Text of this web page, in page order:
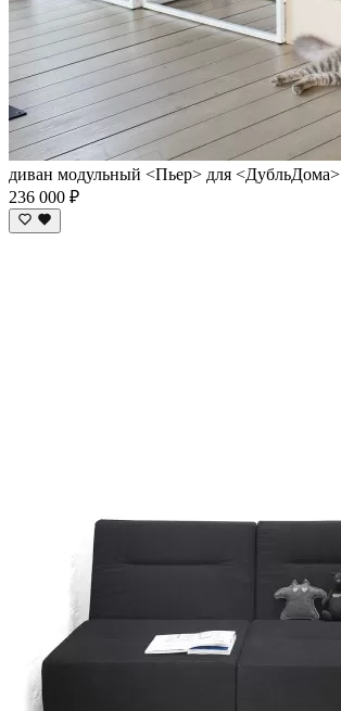
диван модульный <Пьер> для <ДубльДома>
236 000 ₽